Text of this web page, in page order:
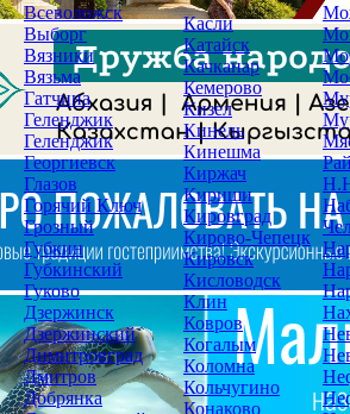
Всеволожск
Выборг
Вязники
Вязьма
Гатчина
Геленджик
Геленджик
Георгиевск
Глазов
Горячий Ключ
Грозный
Губкин
Губкинский
Гуково
Дзержинск
Дзержинский
Димитровград
Дмитров
Добрянка
Касли
Катайск
Качканар
Кемерово
Кизел
Кинель
Кинешма
Киржач
Кириши
Кировград
Кирово-Чепецк
Кировск
Кисловодск
Клин
Ковров
Когалым
Коломна
Кольчугино
Конаково